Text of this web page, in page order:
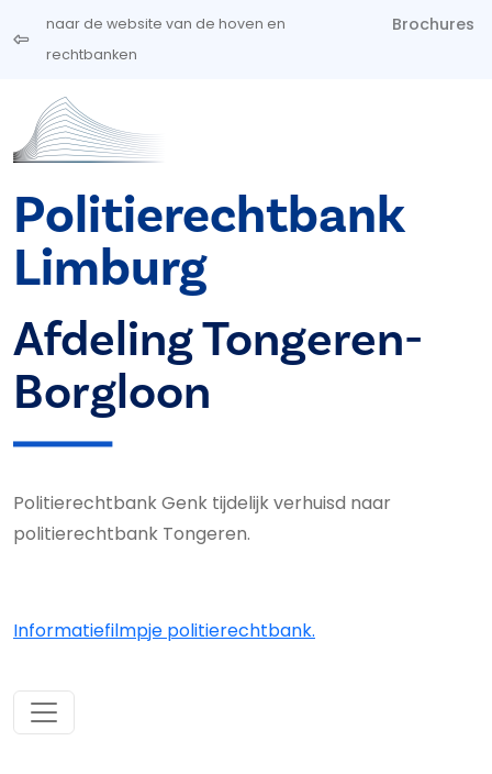
Overslaan en naar de inhoud gaan
naar de website van de hoven en
rechtbanken
Brochures
Politierechtbank
Limburg
Afdeling Tongeren-
Borgloon
Politierechtbank Genk tijdelijk verhuisd naar
politierechtbank Tongeren.
Informatiefilmpje politierechtbank.